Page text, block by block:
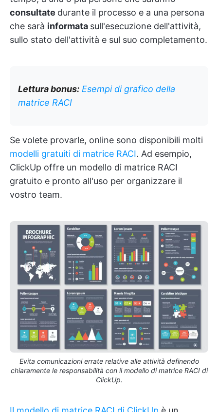
consultate durante il processo e a una persona
che sarà informata sull'esecuzione dell'attività,
sullo stato dell'attività e sul suo completamento.
Lettura bonus: Esempi di grafico della
matrice RACI
Se volete provarle, online sono disponibili molti
modelli gratuiti di matrice RACI. Ad esempio,
ClickUp offre un modello di matrice RACI
gratuito e pronto all'uso per organizzare il
vostro team.
Evita comunicazioni errate relative alle attività definendo
chiaramente le responsabilità con il modello di matrice RACI di
ClickUp.